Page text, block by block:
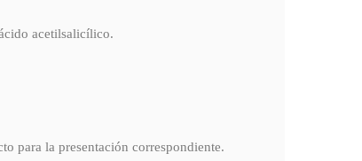
acetilsalicílico.
para la presentación correspondiente.